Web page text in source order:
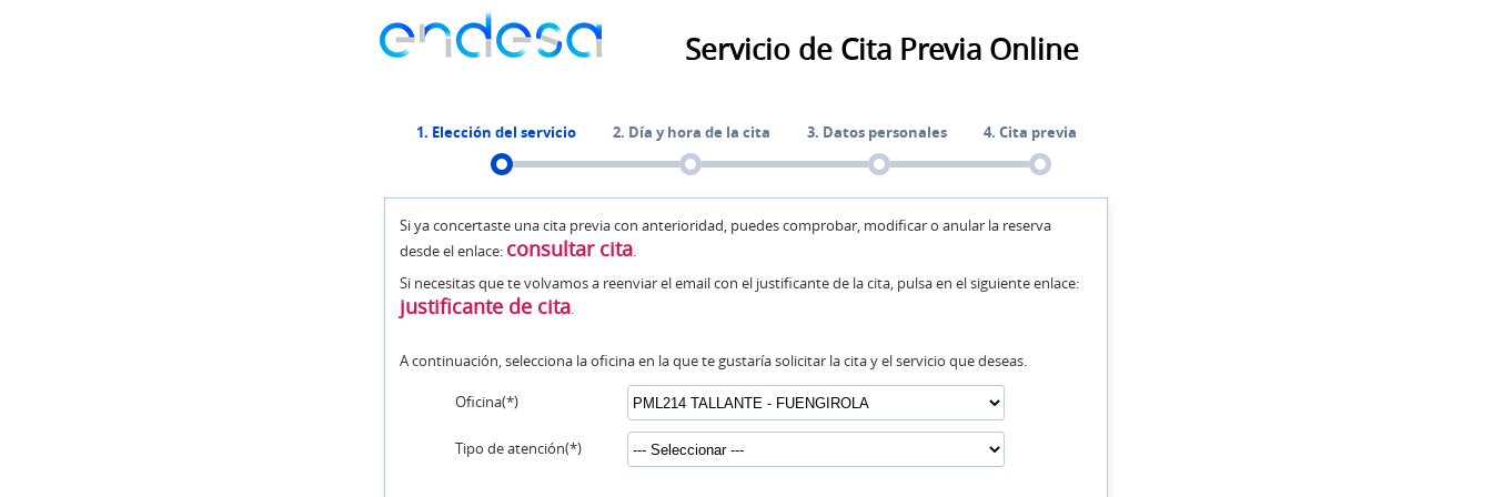
Servicio de Cita Previa Online
1. Elección del servicio 2. Día y hora de la cita 3. Datos personales 4. Cita previa
Si ya concertaste una cita previa con anterioridad, puedes comprobar, modificar o anular la reserva
desde el enlace: consultar cita.
Si necesitas que te volvamos a reenviar el email con el justificante de la cita, pulsa en el siguiente enlace:
justificante de cita.
A continuación, selecciona la oficina en la que te gustaría solicitar la cita y el servicio que deseas.
Oficina(*)
Tipo de atención(*)